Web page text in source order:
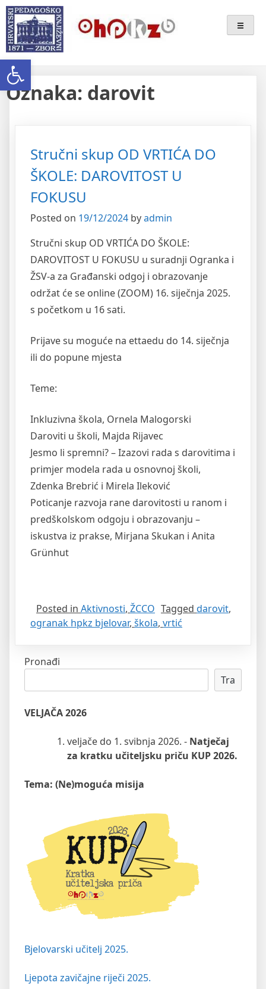
Open toolbar
Skip
to
content
Ogranak Hrvatskoga
Pedagoško-Književnog Zbora
Bjelovar
Oznaka: darovit
Stručni skup OD VRTIĆA DO
ŠKOLE: DAROVITOST U
FOKUSU
Posted on 19/12/2024 byadmin
Stručni skup OD VRTIĆA DO ŠKOLE:
DAROVITOST U FOKUSU u suradnji Ogranka i
ŽSV-a za Građanski odgoj i obrazovanje
održat će se online (ZOOM) 16. siječnja 2025.
s početkom u 16 sati.
Prijave su moguće na ettaedu do 14. siječnja
ili do popune mjesta
Teme:
Inkluzivna škola, Ornela Malogorski
Daroviti u školi, Majda Rijavec
Jesmo li spremni? – Izazovi rada s darovitima i
primjer modela rada u osnovnoj školi,
Zdenka Brebrić i Mirela Ileković
Poticanje razvoja rane darovitosti u ranom i
predškolskom odgoju i obrazovanju –
iskustva iz prakse, Mirjana Skukan i Anita
Grünhut
Posted in Aktivnosti, ŽCCO Tagged darovit,
ogranak hpkz bjelovar, škola, vrtić
Pronađi
Tra
VELJAČA 2026
veljače do 1. svibnja 2026. - Natječaj
za kratku učiteljsku priču KUP 2026.
Tema: (Ne)moguća misija
Bjelovarski učitelj 2025.
Ljepota zavičajne riječi 2025.